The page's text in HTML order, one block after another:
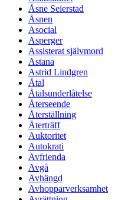
Åsne Seierstad
Åsnen
Asocial
Asperger
Assisterat självmord
Astana
Astrid Lindgren
Åtal
Åtalsunderlåtelse
Återseende
Återställning
Återträff
Auktoritet
Autokrati
Avfrienda
Avgå
Avhängd
Avhopparverksamhet